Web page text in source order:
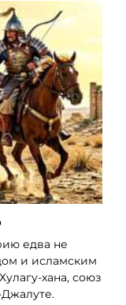
едва не
и исламским
хана, союз